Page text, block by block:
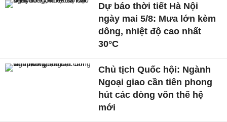
Dự báo thời tiết Hà Nội
ngày mai 5/8: Mưa lớn kèm
dông, nhiệt độ cao nhất
30°C
Chủ tịch Quốc hội: Ngành
Ngoại giao cần tiên phong
hút các dòng vốn thế hệ
mới